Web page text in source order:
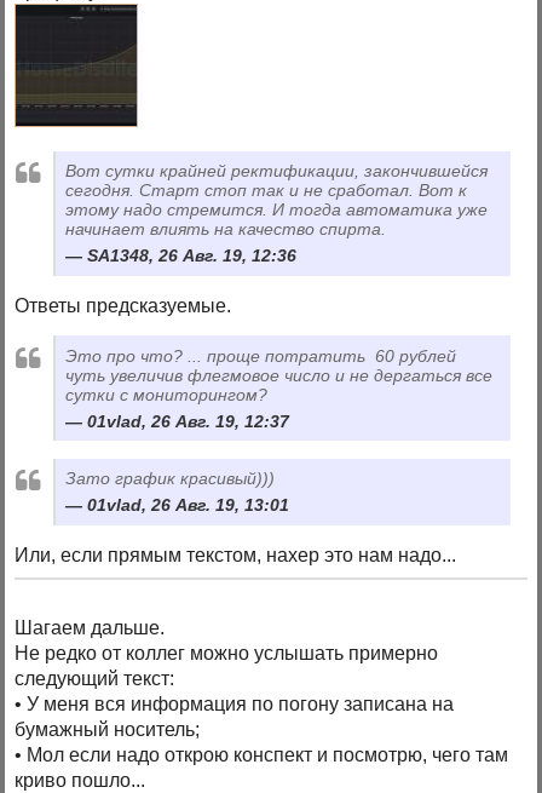
Вот сутки крайней ректификации, закончившейся
сегодня. Старт стоп так и не сработал. Вот к
этому надо стремится. И тогда автоматика уже
начинает влиять на качество спирта.
SA1348, 26 Авг. 19, 12:36
Ответы предсказуемые.
Это про что? ... проще потратить 60 рублей
чуть увеличив флегмовое число и не дергаться все
сутки с мониторингом?
01vlad, 26 Авг. 19, 12:37
Зато график красивый)))
01vlad, 26 Авг. 19, 13:01
Или, если прямым текстом, нахер это нам надо...
Шагаем дальше.
Не редко от коллег можно услышать примерно
следующий текст:
• У меня вся информация по погону записана на
бумажный носитель;
• Мол если надо открою конспект и посмотрю, чего там
криво пошло...